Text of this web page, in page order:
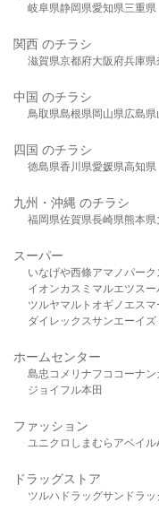
岐阜県静岡県愛知県三重県
関西 のチラシ
滋賀県京都府大阪府兵庫県
中国 のチラシ
鳥取県島根県岡山県広島県
四国 のチラシ
徳島県香川県愛媛県高知県
九州・沖縄 のチラシ
福岡県佐賀県長崎県熊本県
スーパー
いなげや西條アマノパーク
イオンカスミ マルエツス
ツルヤマルト オギノ エスマ
ダイレックスサンエーイズ
ホームセンター
島忠 コメリ ナフコ コーナン
ジョイフル本田
ファッション
ユニクロ しまむら アベイル
ドラッグストア
ツルハドラッグサンドラッ